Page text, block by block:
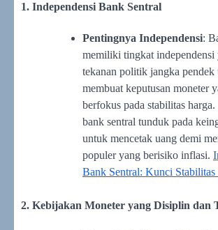
1. Independensi Bank Sentral
Pentingnya Independensi:
memiliki tingkat independensi
tekanan politik jangka pendek
membuat keputusan moneter
berfokus pada stabilitas
bank sentral tunduk pada
untuk mencetak uang demi
populer yang berisiko inflasi.
Bank Sentral: Kunci Stabilitas
2. Kebijakan Moneter yang Disiplin dan